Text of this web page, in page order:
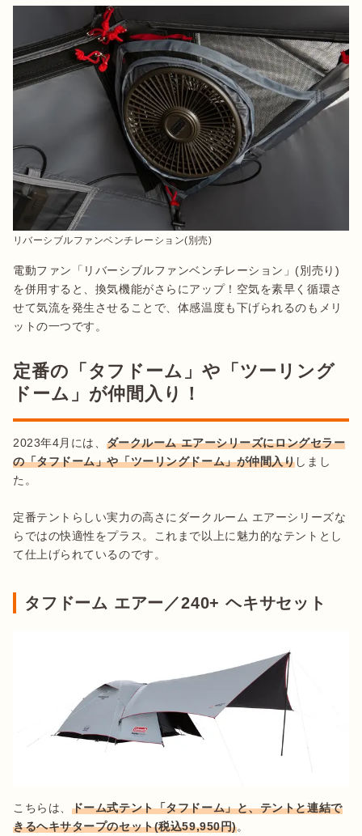
リバーシブルファンベンチレーション(別売)
電動ファン「リバーシブルファンベンチレーション」(別売り)
を併用すると、換気機能がさらにアップ！空気を素早く循環さ
せて気流を発生させることで、体感温度も下げられるのもメリ
ットの一つです。
定番の「タフドーム」や「ツーリング
ドーム」が仲間入り！
2023年4月には、 ダークルーム エアーシリーズにロングセラー
の「タフドーム」や「ツーリングドーム」が仲間入りしまし
た。
定番テントらしい実力の高さにダークルーム エアーシリーズな
らではの快適性をプラス。これまで以上に魅力的なテントとし
て仕上げられているのです。
タフドーム エアー／240+ ヘキサセット
こちらは、 ドーム式テント「タフドーム」と、テントと連結で
きるヘキサタープのセット(税込59,950円)。